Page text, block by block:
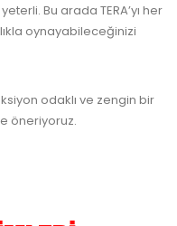
Bu arada TERA’yı her
oynayabileceğinizi
odaklı ve zengin bir
öneriyoruz.